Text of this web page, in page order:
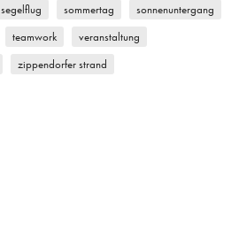
segelflug sommertag
sonnenuntergang
teamwork
veranstaltung
zippendorfer strand